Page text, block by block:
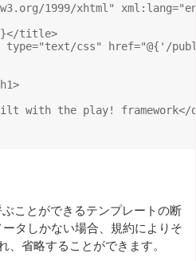
1999/xhtml"
title>
type="text/css" href="@{'/
with the play! framework</
ことができるテンプレートの断
タしかない場合、規約によりそ
、省略することができます。